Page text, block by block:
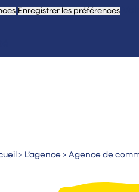
Enregistrer les préférences
> L’agence > Agence de